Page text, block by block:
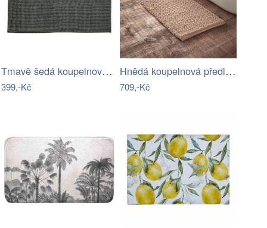
Tmavě šedá koupelnová předložka 50x80…
399,-Kč
Hnědá koupelnová předložka 50x80 cm…
709,-Kč